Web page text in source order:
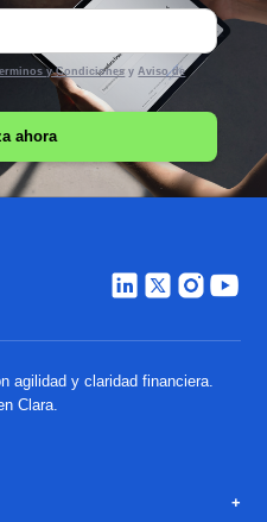
y CondicionesyAviso de
agilidad y claridad financiera.
Clara.